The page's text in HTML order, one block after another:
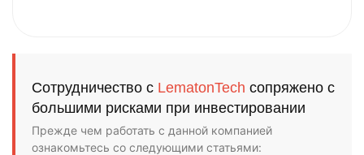
Сотрудничество с LematonTech сопряжено с
большими рисками при инвестировании
Прежде чем работать с данной компанией
ознакомьтесь со следующими статьями: